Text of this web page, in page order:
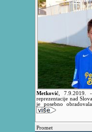
Metković 7.9.2019.
reprezentacije nad
je posebno
Promet